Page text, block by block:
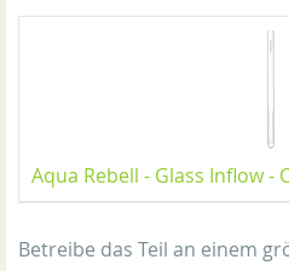
Aqua Rebell - Glass Inflow -
Betreibe das Teil an einem